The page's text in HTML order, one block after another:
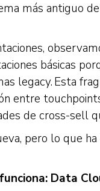
más antiguo
básicas
legacy. Esta
entre
de cross-sell
pero lo que
Data